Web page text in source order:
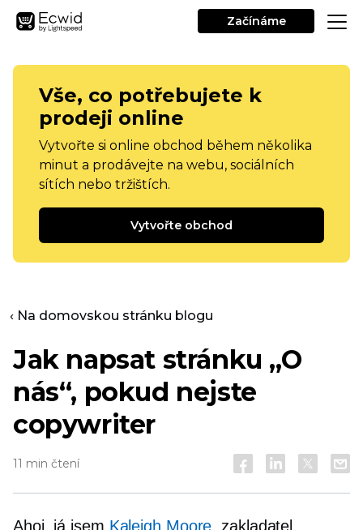
Začínáme
Vše, co potřebujete k
prodeji online
Vytvořte si online obchod během několika
minut a prodávejte na webu, sociálních
sítích nebo tržištích.
Vytvořte obchod
‹ Na domovskou stránku blogu
Jak napsat stránku „O
nás“, pokud nejste
copywriter
11 min čtení
Ahoj, já jsem Kaleigh Moore, zakladatel